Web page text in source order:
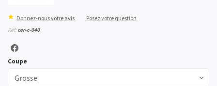
Donnez-nous votre avis Posez votre question
Réf: cer-c-040
Coupe
Grosse